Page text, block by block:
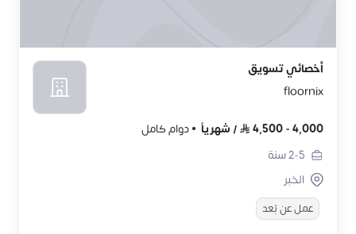
أخصائي تسويق
floornix
4,000
-
4,500
/ شهرياً
دوام كامل
2-5سنة
الخبر
عمل عن بُعد